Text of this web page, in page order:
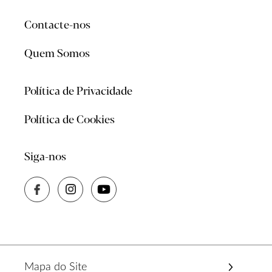
Contacte-nos
Quem Somos
Política de Privacidade
Política de Cookies
Siga-nos
Mapa do Site